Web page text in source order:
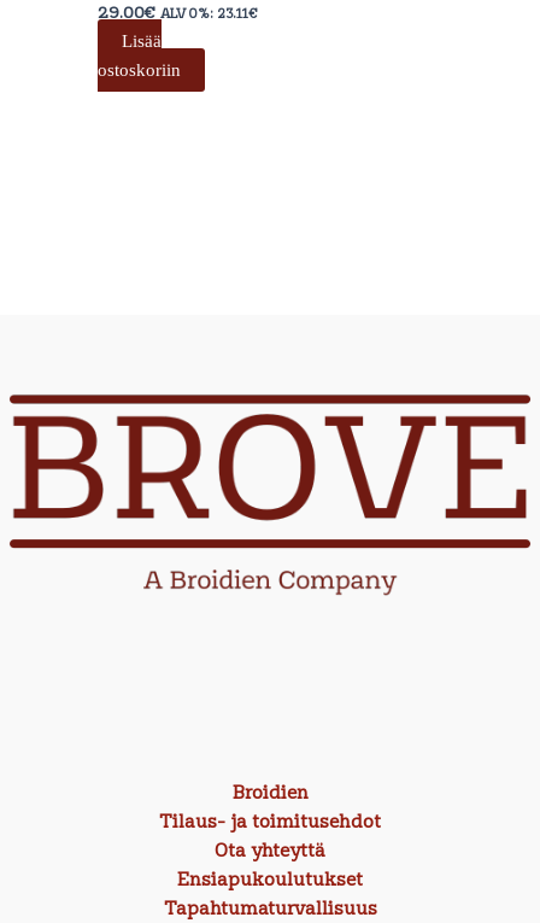
29.00€ ALV 0%: 23.11€
Lisää
ostoskoriin
Broidien
Tilaus- ja toimitusehdot
Ota yhteyttä
Ensiapukoulutukset
Tapahtumaturvallisuus